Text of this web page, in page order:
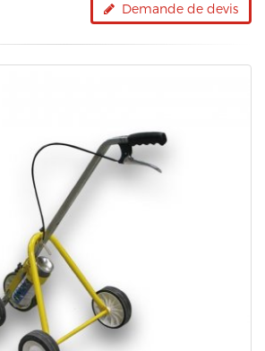
Demande de devis